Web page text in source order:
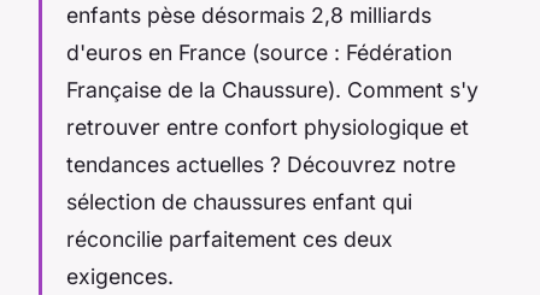
enfants pèse désormais 2,8 milliards
d'euros en France (source : Fédération
Française de la Chaussure). Comment s'y
retrouver entre confort physiologique et
tendances actuelles ? Découvrez notre
sélection de chaussures enfant qui
réconcilie parfaitement ces deux
exigences.